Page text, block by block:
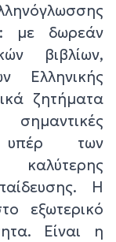
με δωρεάν
βιβλίων,
Ελληνικής
ζητήματα
υπέρ των
Η
εξωτερικό
Είναι η